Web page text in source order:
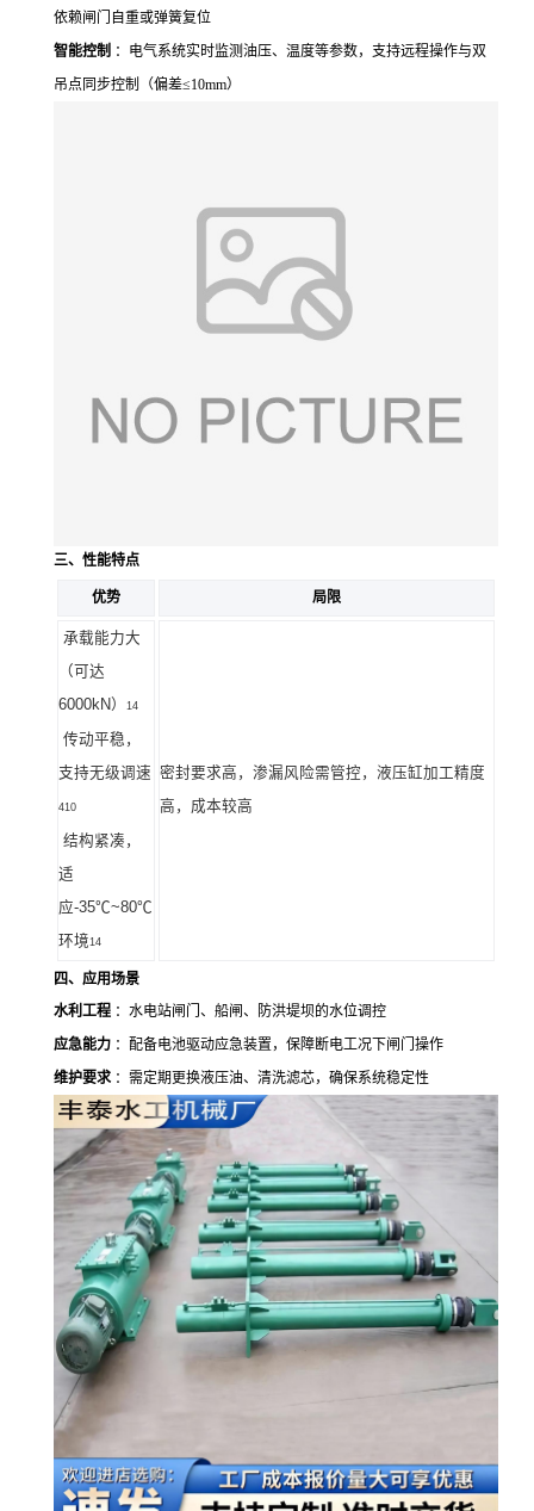
依赖闸门自重或弹簧复位
智能控制 ：电气系统实时监测油压、温度等参数，支持远程操作与双
吊点同步控制（偏差≤10mm）
三、性能特点
优势 局限
承载能力大
（可达
6000kN）14
传动平稳，
支持无级调速
410
结构紧凑，
适
应-35℃~80℃
环境14
密封要求高，渗漏风险需管控 ，液压缸加工精度
高，成本较高
四、应用场景
水利工程 ：水电站闸门、船闸、防洪堤坝的水位调控
应急能力 ：配备电池驱动应急装置，保障断电工况下闸门操作
维护要求 ：需定期更换液压油、清洗滤芯，确保系统稳定性